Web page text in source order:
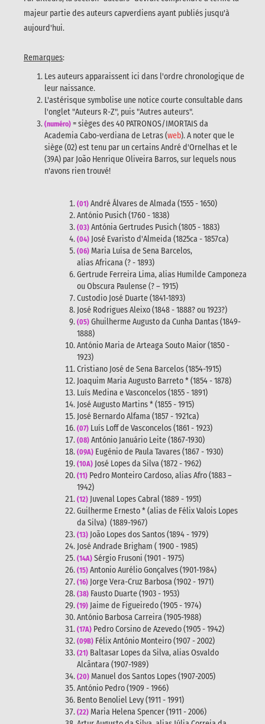
majeur partie des auteurs capverdiens ayant publiés jusqu'à
aujourd'hui.
Remarques:
Les auteurs apparaissent ici dans l'ordre chronologique de
leur naissance.
L'astérisque symbolise une notice courte consultable dans
l'onglet "Auteurs R-Z", puis "Autres auteurs".
(numéro) = sièges des 40 PATRONOS/IMORTAIS da
Academia Cabo-verdiana de Letras (web). A noter que le
siège (02) est tenu par un certains André d'Ornelhas et le
(39A) par João Henrique Oliveira Barros, sur lequels nous
n'avons rien trouvé!
(01) André Álvares de Almada (1555 - 1650)
António Pusich (1760 - 1838)
(03) Antónia Gertrudes Pusich (1805 - 1883)
(04) José Evaristo d'Almeida (1825ca - 1857ca)
(06) Maria Luísa de Sena Barcelos,
alias Africana (? - 1893)
Gertrude Ferreira Lima, alias Humilde Camponeza
ou Obscura Paulense (? – 1915)
Custodio José Duarte (1841-1893)
José Rodrigues Aleixo (1848 - 1888? ou 1923?)
(05) Ghuilherme Augusto da Cunha Dantas (1849-
1888)
António Maria de Arteaga Souto Maior(1850 -
1923)
Cristiano José de Sena Barcelos (1854-1915)
Joaquim Maria Augusto Barreto * (1854 - 1878)
Luís Medina e Vasconcelos (1855 - 1891)
José Augusto Martins * (1855 - 1915)
José Bernardo Alfama (1857 - 1921ca)
(07) Luís Loff de Vasconcelos (1861 - 1923)
(08) António Januário Leite (1867-1930)
(09A) Eugénio de Paula Tavares (1867 - 1930)
(10A) José Lopes da Silva (1872 - 1962)
(11) Pedro Monteiro Cardoso, alias Afro (1883 –
1942)
(12) Juvenal Lopes Cabral (1889 - 1951)
Guilherme Ernesto * (alias de Félix Valois Lopes
da Silva) (1889-1967)
(13) João Lopes dos Santos (1894 - 1979)
José Andrade Brigham ( 1900 - 1985)
(14A) Sérgio Frusoni (1901 - 1975)
(15) Antonio Aurélio Gonçalves (1901-1984)
(16) Jorge Vera-Cruz Barbosa (1902 - 1971)
(38) Fausto Duarte (1903 - 1953)
(19) Jaime de Figueiredo (1905 - 1974)
António Barbosa Carreira (1905-1988)
(17A) Pedro Corsino de Azevedo (1905 - 1942)
(09B) Félix António Monteiro (1907 - 2002)
(21) Baltasar Lopes da Silva, alias Osvaldo
Alcântara (1907-1989)
(20) Manuel dos Santos Lopes (1907-2005)
António Pedro (1909 - 1966)
Bento Benoliel Levy (1911 - 1991)
(22) Maria Helena Spencer (1911 - 2006)